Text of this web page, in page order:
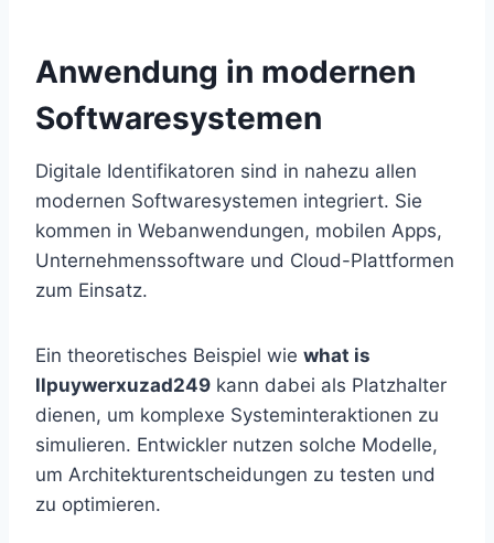
Anwendung in modernen
Softwaresystemen
Digitale Identifikatoren sind in nahezu allen
modernen Softwaresystemen integriert. Sie
kommen in Webanwendungen, mobilen Apps,
Unternehmenssoftware und Cloud-Plattformen
zum Einsatz.
Ein theoretisches Beispiel wie what is
llpuywerxuzad249 kann dabei als Platzhalter
dienen, um komplexe Systeminteraktionen zu
simulieren. Entwickler nutzen solche Modelle,
um Architekturentscheidungen zu testen und
zu optimieren.